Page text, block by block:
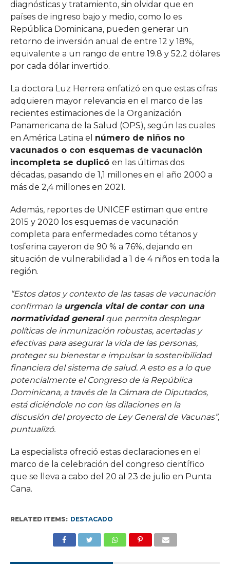
diagnósticas y tratamiento, sin olvidar que en
países de ingreso bajo y medio, como lo es
República Dominicana, pueden generar un
retorno de inversión anual de entre 12 y 18%,
equivalente a un rango de entre 19.8 y 52.2 dólares
por cada dólar invertido.
La doctora Luz Herrera enfatizó en que estas cifras
adquieren mayor relevancia en el marco de las
recientes estimaciones de la Organización
Panamericana de la Salud (OPS), según las cuales
en América Latina el número de niños no
vacunados o con esquemas de vacunación
incompleta se duplicó en las últimas dos
décadas, pasando de 1,1 millones en el año 2000 a
más de 2,4 millones en 2021.
Además, reportes de UNICEF estiman que entre
2015 y 2020 los esquemas de vacunación
completa para enfermedades como tétanos y
tosferina cayeron de 90 % a 76%, dejando en
situación de vulnerabilidad a 1 de 4 niños en toda la
región.
“Estos datos y contexto de las tasas de vacunación
confirman laurgencia vital de contar con una
normatividad generalque permita desplegar
políticas de inmunización robustas, acertadas y
efectivas para asegurar la vida de las personas,
proteger su bienestar e impulsar la sostenibilidad
financiera del sistema de salud. A esto es a lo que
potencialmente el Congreso de la República
Dominicana, a través de la Cámara de Diputados,
está diciéndole no con las dilaciones en la
discusión del proyecto de Ley General de Vacunas”,
puntualizó.
La especialista ofreció estas declaraciones en el
marco de la celebración del congreso científico
que se lleva a cabo del 20 al 23 de julio en Punta
Cana.
RELATED ITEMS: DESTACADO